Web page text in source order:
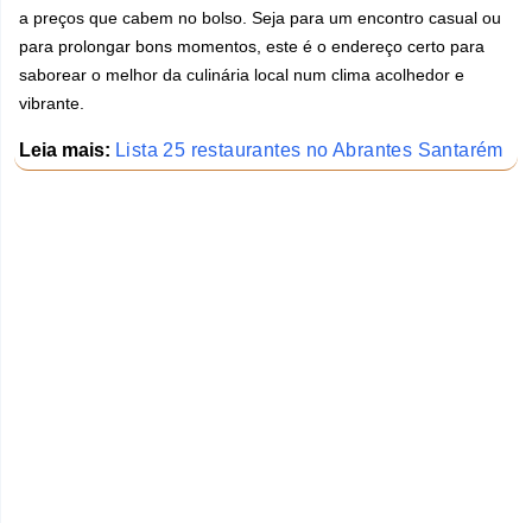
a preços que cabem no bolso. Seja para um encontro casual ou
para prolongar bons momentos, este é o endereço certo para
saborear o melhor da culinária local num clima acolhedor e
vibrante.
Leia mais: Lista 25 restaurantes no Abrantes Santarém